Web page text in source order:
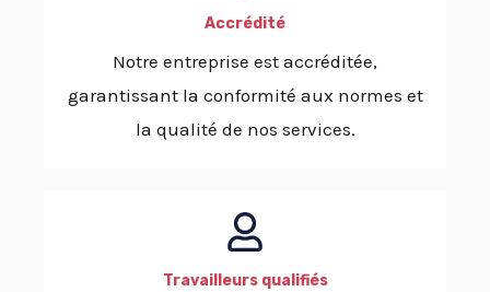
Accrédité
Notre entreprise est accréditée,
garantissant la conformité aux normes et
la qualité de nos services.
Travailleurs qualifiés​